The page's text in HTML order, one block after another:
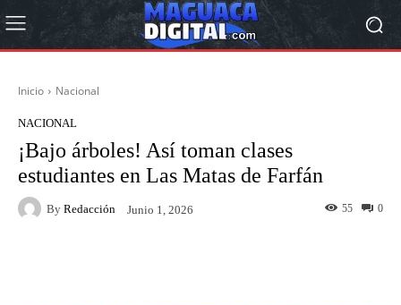
Inicio Nacional
NACIONAL
¡Bajo árboles! Así toman clases
estudiantes en Las Matas de Farfán
By Redacción Junio 1, 2026 0
55